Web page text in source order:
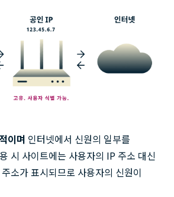
이며 인터넷에서 신원의 일부를
시 사이트에는 사용자의 IP 주소 대신
소가 표시되므로 사용자의 신원이